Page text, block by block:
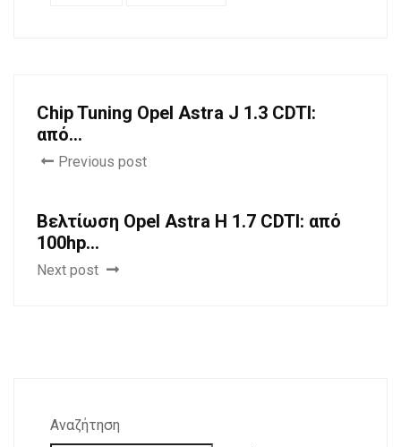
Αναζήτηση
Chip Tuning Opel Astra J 1.3 CDTI:
από...
Previous post
Βελτίωση Opel Astra H 1.7 CDTI: από
100hp...
Next post